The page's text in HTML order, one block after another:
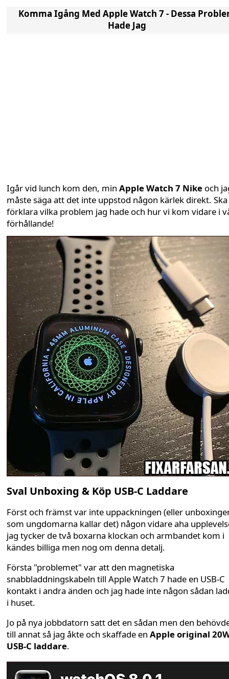
Komma Igång Med Apple Watch 7 - Dessa
Hade Jag
Igår vid lunch kom den, min Apple Watch 7 Nike och
måste säga att det inte uppstod någon kärlek direkt. Ska
förklara vilka problem jag hade och hur vi kom vidare i
förhållande!
Sval Unboxing & Köp USB-C Laddare
Först och främst var inte uppackningen (eller
som ungdomarna kallar det) någon vidare aha
jag tycker de två boxarna klockan och armbandet kom i
kändes billiga men nog om denna detalj.
Första "problemet" var att den magnetiska
snabbladdningskabeln till Apple Watch 7 hade en USB-C
kontakt i andra änden och jag hade inte någon sådan
i huset.
Jo på nya jobbdatorn satt det en sådan men den
till annat så jag åkte och skaffade en Apple original
USB-C laddare.